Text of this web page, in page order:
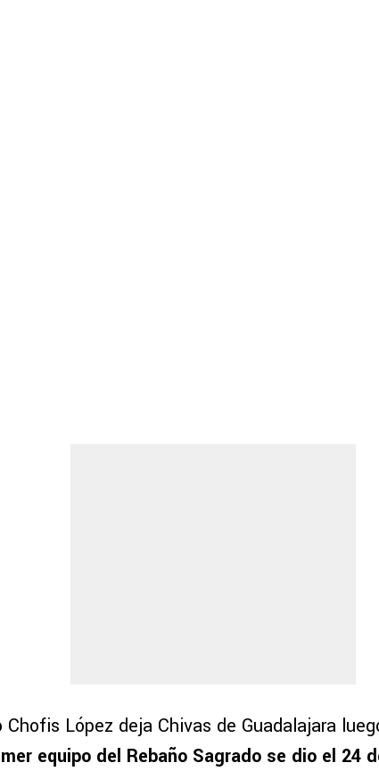
Chofis López deja Chivas de Guadalajara
equipo del Rebaño Sagrado se dio el 24